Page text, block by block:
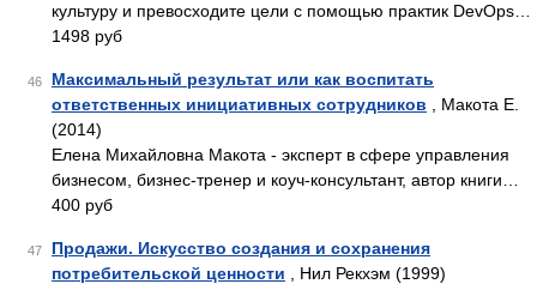
культуру и превосходите цели с помощью практик DevOps…
1498 руб
46
Максимальный результат или как воспитать
ответственных инициативных сотрудников , Макота Е.
(2014)
Елена Михайловна Макота - эксперт в сфере управления
бизнесом, бизнес-тренер и коуч-консультант, автор книги…
400 руб
47
Продажи. Искусство создания и сохранения
потребительской ценности , Нил Рекхэм (1999)